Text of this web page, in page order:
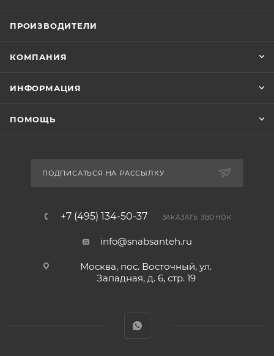
ПРОИЗВОДИТЕЛИ
КОМПАНИЯ
ИНФОРМАЦИЯ
ПОМОЩЬ
ПОДПИСАТЬСЯ НА РАССЫЛКУ
+7 (495) 134-50-37 ЗАКАЗАТЬ ЗВОНОК
info@snabsanteh.ru
Москва, пос. Восточный, ул.
Западная, д. 6, стр. 19